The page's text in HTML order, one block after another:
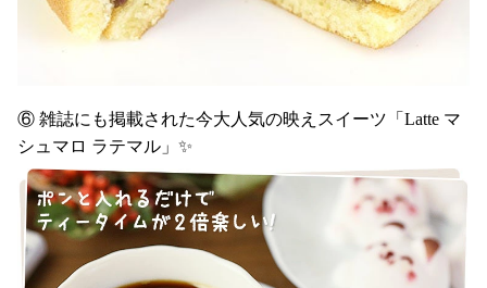
⑥ 雑誌にも掲載された今大人気の映えスイーツ「Latte マ
シュマロ ラテマル」✨